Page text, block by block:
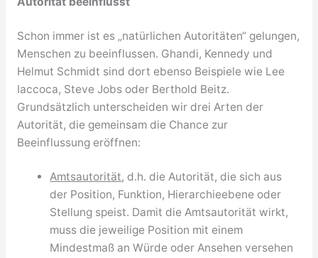
Schon immer ist es „natürlichen Autoritäten“ gelungen,
Menschen zu beeinflussen. Ghandi, Kennedy und
Helmut Schmidt sind dort ebenso Beispiele wie Lee
Iaccoca, Steve Jobs oder Berthold Beitz.
Grundsätzlich unterscheiden wir drei Arten der
Autorität, die gemeinsam die Chance zur
Beeinflussung eröffnen:
Amtsautorität, d.h. die Autorität, die sich aus
der Position, Funktion, Hierarchieebene oder
Stellung speist. Damit die Amtsautorität wirkt,
muss die jeweilige Position mit einem
Mindestmaß an Würde oder Ansehen versehen